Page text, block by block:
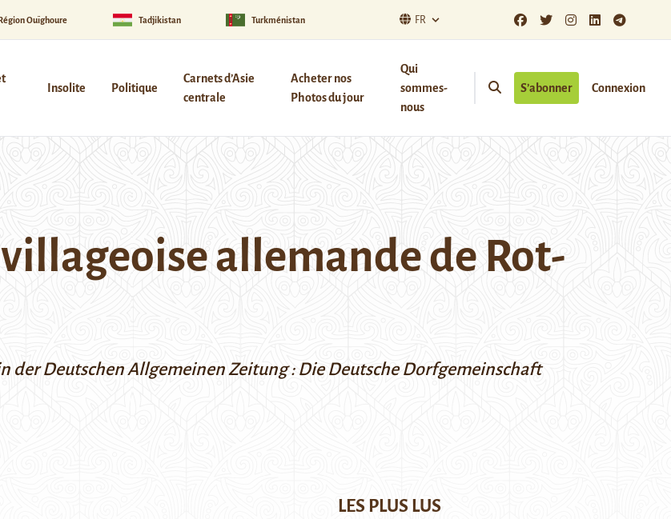
Ouïghoure Tadjikistan Turkménistan FR
Insolite Politique
Carnets d’Asie
centrale
Acheter nos
Photos du jour
Qui
sommes-
nous
S’abonner Connexion
allemande de Rot-
der Deutschen Allgemeinen Zeitung : Die Deutsche Dorfgemeinschaft
LES PLUS LUS